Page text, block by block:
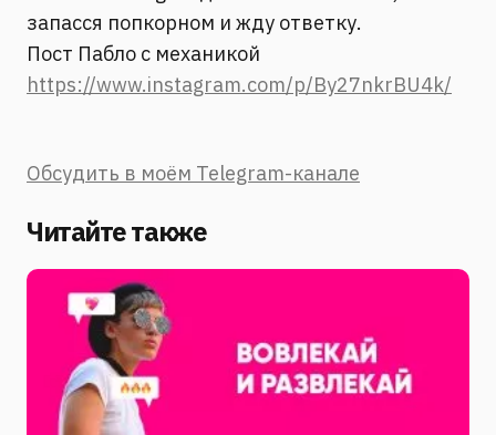
запасся попкорном и жду ответку.
Пост Пабло с механикой
https://www.instagram.com/p/By27nkrBU4k/
Обсудить в моём Telegram-канале
Читайте также